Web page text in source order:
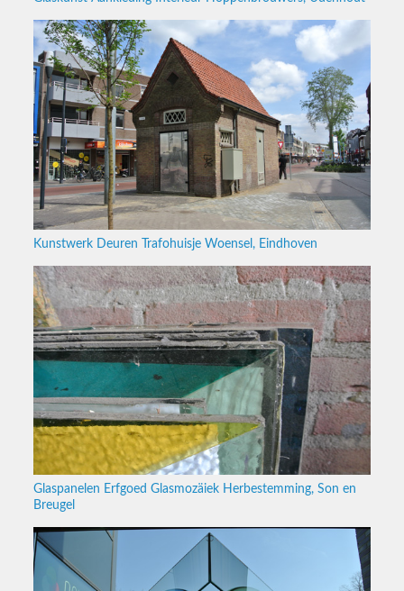
Kunstwerk Deuren Trafohuisje Woensel, Eindhoven
Glaspanelen Erfgoed Glasmozäiek Herbestemming, Son en
Breugel